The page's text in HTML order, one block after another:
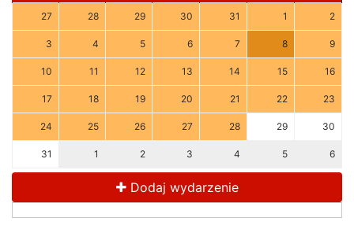
27 28 29 30 31 1 2
3 4 5 6 7 8 9
10 11 12 13 14 15 16
17 18 19 20 21 22 23
24 25 26 27 28 29 30
31 1 2 3 4 5 6
Dodaj wydarzenie